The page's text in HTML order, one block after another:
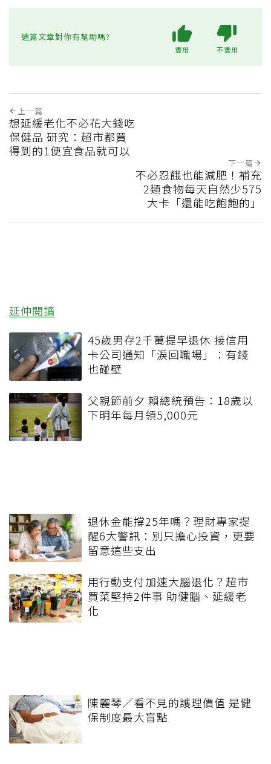
這篇文章對你有幫助嗎?
實用 不實用
上一篇
想延緩老化不必花大錢吃
保健品 研究：超市都買
得到的1便宜食品就可以
下一篇
不必忍餓也能減肥！補充
2類食物每天自然少575
大卡「還能吃飽飽的」
延伸閱讀
45歲男存2千萬提早退休 接信用
卡公司通知「淚回職場」：有錢
也碰壁
父親節前夕 賴總統預告：18歲以
下明年每月領5,000元
退休金能撐25年嗎？理財專家提
醒6大警訊：別只擔心投資，更要
留意這些支出
用行動支付加速大腦退化？超市
買菜堅持2件事 助健腦、延緩老
化
陳麗琴／看不見的護理價值 是健
保制度最大盲點